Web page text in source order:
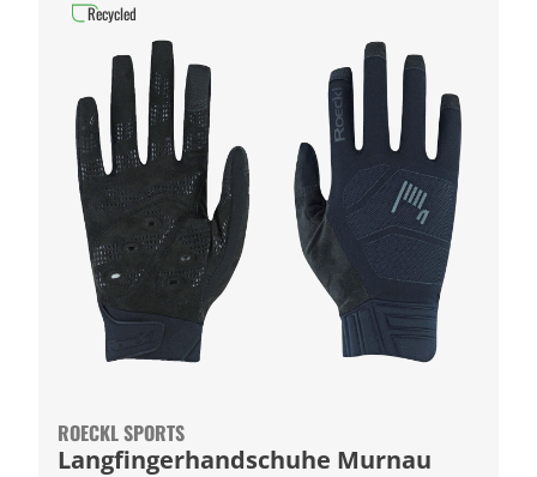
ROECKL SPORTS
Langfingerhandschuhe Murnau
Recycled